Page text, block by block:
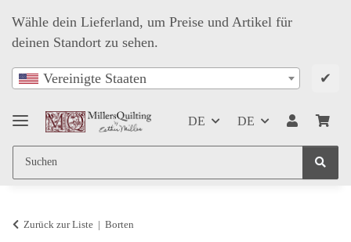
Wähle dein Lieferland, um Preise und Artikel für
deinen Standort zu sehen.
Vereinigte Staaten ✔
DE DE
Zurück zur Liste Borten